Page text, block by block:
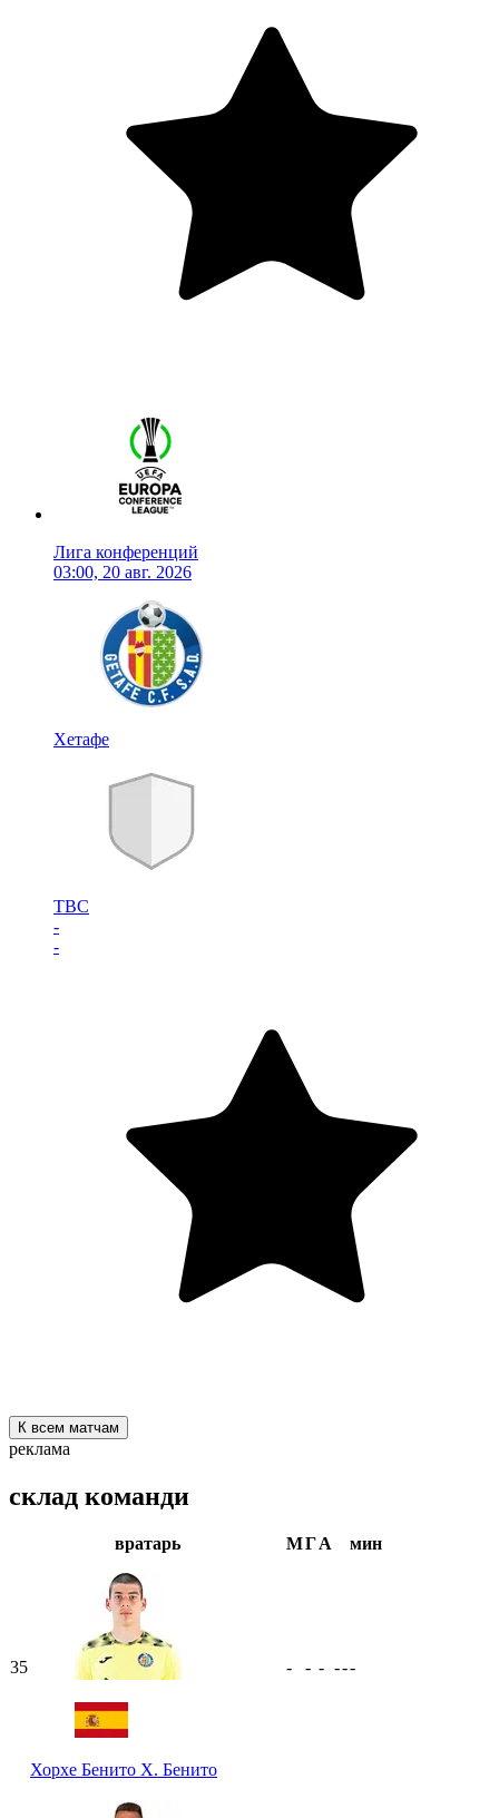
Лига конференций
03:00, 20 авг. 2026
Хетафе
TBC
-
-
К всем матчам
реклама
склад команди
вратарь МГА мин
35
Хорхе Бенито Х. Бенито
- - - ---